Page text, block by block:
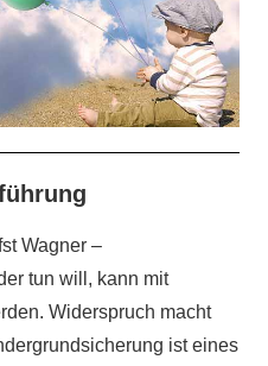
Wagner –
tun will, kann mit
Widerspruch macht
ist eines